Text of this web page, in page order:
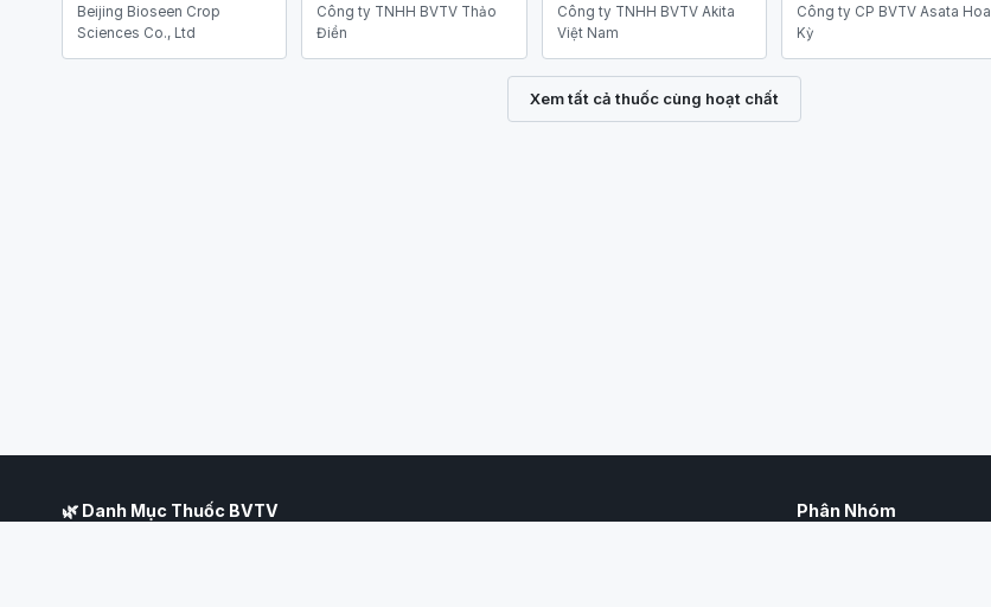
Beijing Bioseen Crop
Sciences Co., Ltd
Công ty TNHH BVTV Thảo
Điền
Công ty TNHH BVTV Akita
Việt Nam
Công ty CP BVTV Asata Hoa
Kỳ
Xem tất cả thuốc cùng hoạt chất
🌿 Danh Mục Thuốc BVTV Phân Nhóm